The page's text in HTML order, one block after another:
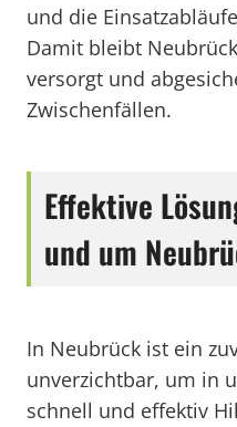
und die
Damit bleibt
versorgt und
Zwischenfällen.
Effektive
und um
In Neubrück ist ein
unverzichtbar, um in
schnell und effektiv